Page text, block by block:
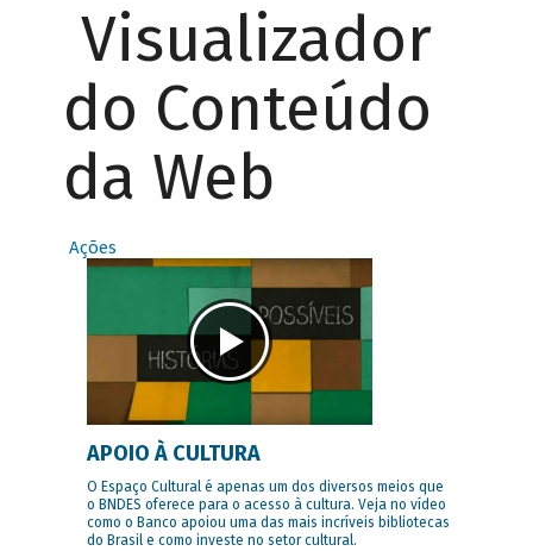
Visualizador
do Conteúdo
da Web
Ações
APOIO À CULTURA
O Espaço Cultural é apenas um dos diversos meios que
o BNDES oferece para o acesso à cultura. Veja no vídeo
como o Banco apoiou uma das mais incríveis bibliotecas
do Brasil e como investe no setor cultural.